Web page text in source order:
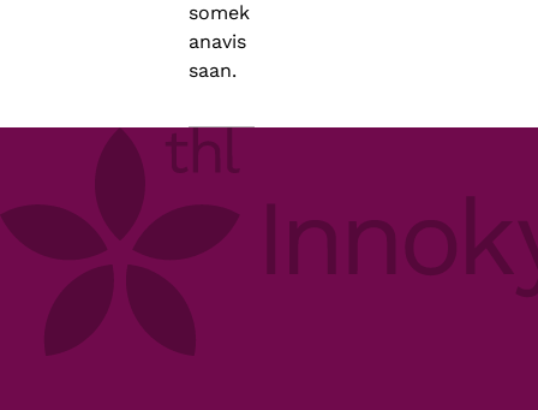
somek
anavis
saan.